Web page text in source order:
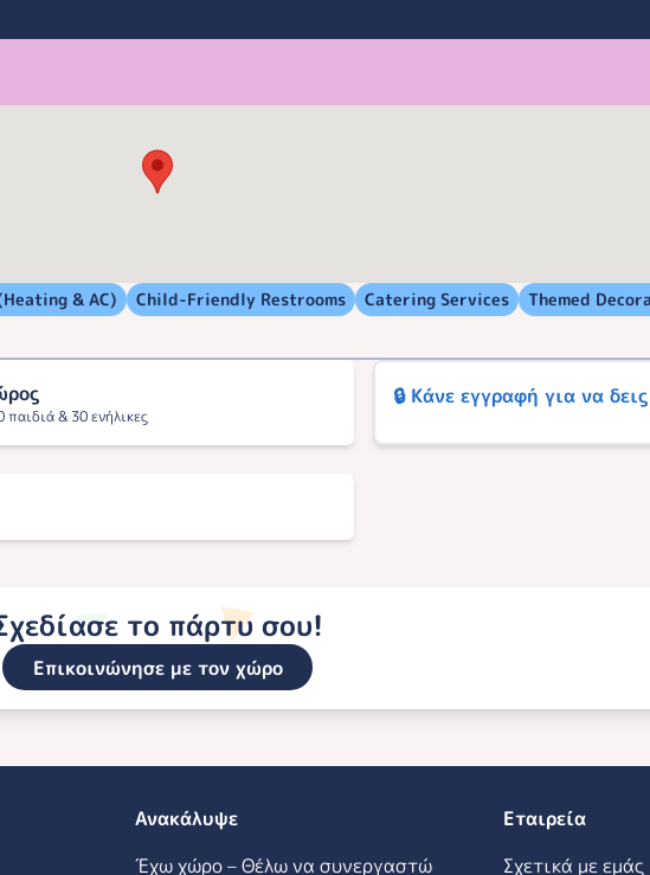
& AC) Child-Friendly Restrooms Catering Services Themed
παιδιά & 30 ενήλικες
🔒 Κάνε εγγραφή για να
το πάρτυ σου!
Επικοινώνησε με τον χώρο
Ανακάλυψε
Έχω χώρο – Θέλω να συνεργαστώ
Εταιρεία
Σχετικά με εμάς